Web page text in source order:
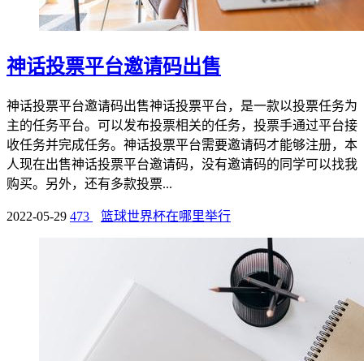
神话投票平台邀请码出售
神话投票平台邀请码出售神话投票平台，是一款以投票任务为
主的任务平台。可以发布投票相关的任务，投票手通过平台接
收任务并完成任务。神话投票平台需要邀请码才能够注册，本
人现在出售神话投票平台邀请码，没有邀请码的同学可以找我
购买。另外，还有多款投票...
2022-05-29 473 篮球世界杯在哪里举行